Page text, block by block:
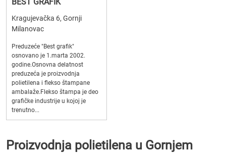
Kragujevačka 6, Gornji
Milanovac
Preduzeće "Best grafik"
osnovano je 1.marta 2002.
godine.Osnovna delatnost
preduzeća je proizvodnja
polietilena i flekso štampane
ambalaže.Flekso štampa je deo
grafičke industrije u kojoj je
trenutno...
Proizvodnja polietilena u Gornjem